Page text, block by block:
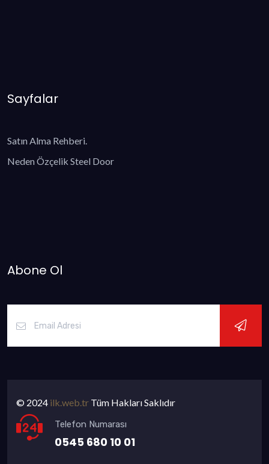
Sayfalar
Satın Alma Rehberi.
Neden Özçelik Steel Door
Abone Ol
© 2024 ilk.web.tr Tüm Hakları Saklıdır
Telefon Numarası
0545 680 10 01